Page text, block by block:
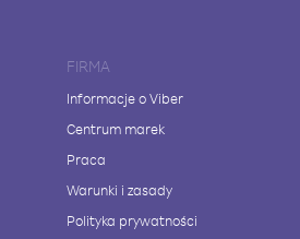
FIRMA
Informacje o Viber
Centrum marek
Praca
Warunki i zasady
Polityka prywatności